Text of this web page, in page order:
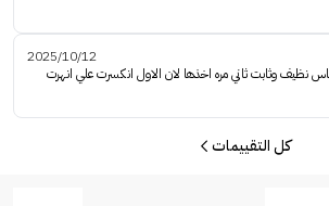
2025/10/12
نظيف وثابت ثاني مره اخذها لان الاول انكسرت علي انهرت
كل التقييمات